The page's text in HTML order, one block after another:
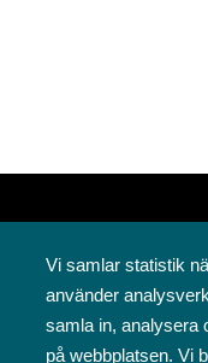
Vi samlar statistik
använder
samla in, analysera
på webbplatsen. Vi